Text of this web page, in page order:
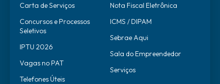
Carta de Serviços
Concursos e Processos
Seletivos
IPTU 2026
Vagas no PAT
Telefones Úteis
Nota Fiscal Eletrônica
ICMS / DIPAM
Sebrae Aqui
Sala do Empreendedor
Serviços